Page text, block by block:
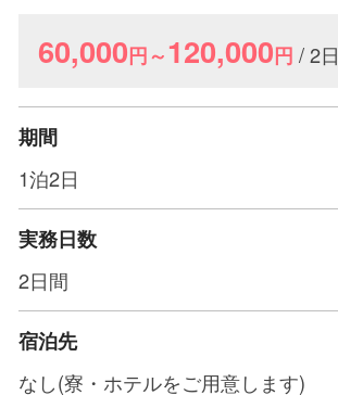
60,000円～120,000円 / 2日
期間
1泊2日
実務日数
2日間
宿泊先
なし(寮・ホテルをご用意します)